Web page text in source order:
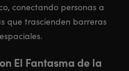
conectando personas a
que trascienden barreras
El Fantasma de la